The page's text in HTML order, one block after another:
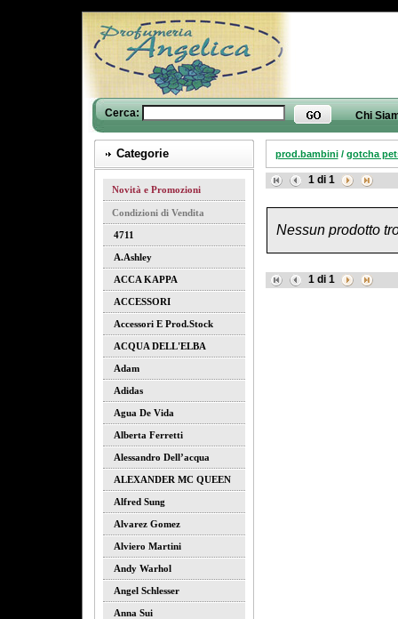
Cerca: Chi
Categorie
Novità e Promozioni
Condizioni di Vendita
4711
A.ashley
ACCA KAPPA
ACCESSORI
Accessori E Prod.stock
ACQUA DELL'ELBA
Adam
Adidas
Agua De Vida
Alberta Ferretti
Alessandro Dell’acqua
ALEXANDER MC QUEEN
Alfred Sung
Alvarez Gomez
Alviero Martini
Andy Warhol
Angel Schlesser
Anna Sui
prod.bambini/ gotcha
1di 1
1di 1
Nessun prodotto